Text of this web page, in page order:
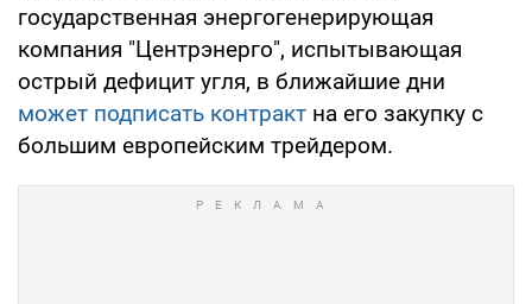
государственная энергогенерирующая
компания "Центрэнерго", испытывающая
острый дефицит угля, в ближайшие дни
может подписать контракт на его закупку с
большим европейским трейдером.